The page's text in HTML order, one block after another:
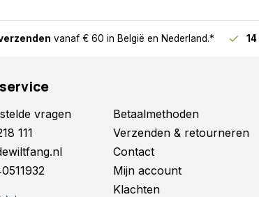
vanaf € 60 in België en Nederland.* 14
vragen
111
Betaalmethoden
Verzenden & retourneren
Contact
Mijn account
Klachten